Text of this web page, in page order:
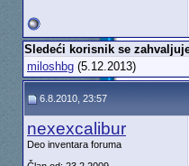
Sledeći korisnik se
miloshbg(5.12.2013)
6.8.2010, 23:57
nexexcalibur
Deo inventara foruma